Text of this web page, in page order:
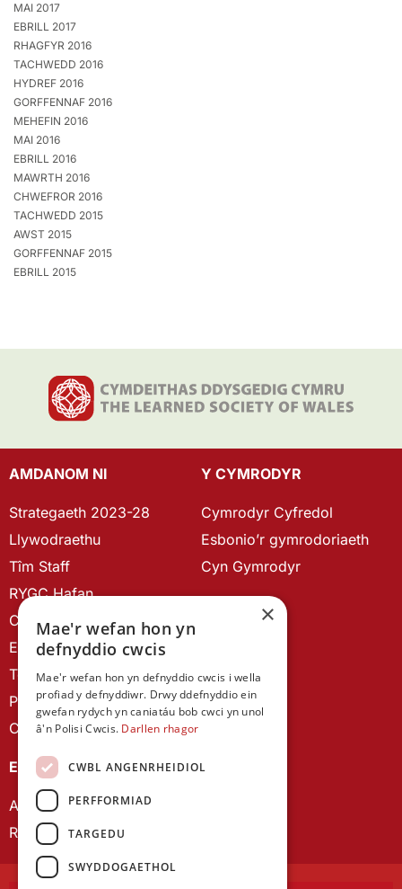
MAI 2017
EBRILL 2017
RHAGFYR 2016
TACHWEDD 2016
HYDREF 2016
GORFFENNAF 2016
MEHEFIN 2016
MAI 2016
EBRILL 2016
MAWRTH 2016
CHWEFROR 2016
TACHWEDD 2015
AWST 2015
GORFFENNAF 2015
EBRILL 2015
AMDANOM NI
Strategaeth 2023-28
Llywodraethu
Tîm Staff
RYGC Hafan
Canllawiau brandio
Ein Hanes
Telerau ac Amodau
Polisi Preifatrwydd
Cysylltu â ni
Y CYMRODYR
Cymrodyr Cyfredol
Esbonio’r gymrodoriaeth
Cyn Gymrodyr
EIN CYHOEDDIADAU
Astudiaethau Cymreig
Rhwydwaith Ymchwil Gyrfa Cynnar
×
Mae'r wefan hon yn
defnyddio cwcis
Mae'r wefan hon yn defnyddio cwcis i wella
profiad y defnyddiwr. Drwy ddefnyddio ein
gwefan rydych yn caniatáu bob cwci yn unol
â'n Polisi Cwcis. Darllen rhagor
CWBL ANGENRHEIDIOL
PERFFORMIAD
TARGEDU
SWYDDOGAETHOL